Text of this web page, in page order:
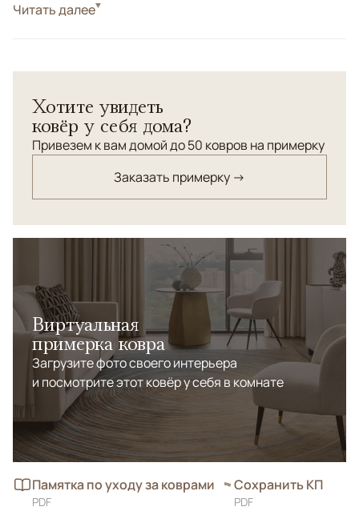
СтильКлассические
анатолийских орнаментов.
Читать далее
Хотите увидеть
ковёр у себя дома?
Привезем к вам домой до 50 ковров на примерку
Заказать примерку →
Виртуальная
примерка ковра
Загрузите фото своего интерьера
и посмотрите этот ковёр у себя в комнате
Памятка по уходу за коврами
PDF
Сохранить КП
PDF